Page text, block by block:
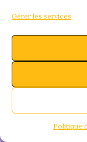
Gérer les services
Politique